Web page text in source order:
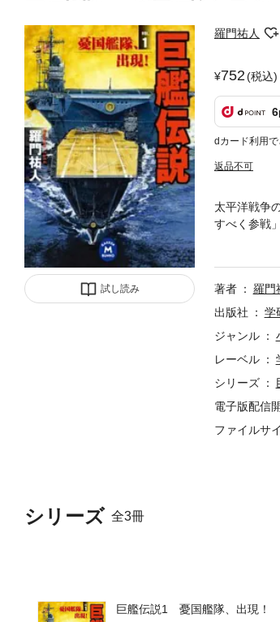
試し読み
羅門祐人
752(税込)
6
dカード利用
返品不可
シリーズ 全3冊
巨艦伝説1 憂国艦隊、出現！
太平洋戦争
すべく参戦
著者
羅門
出版社
学
ジャンル
レーベル
シリーズ
電子版配信
ファイルサ